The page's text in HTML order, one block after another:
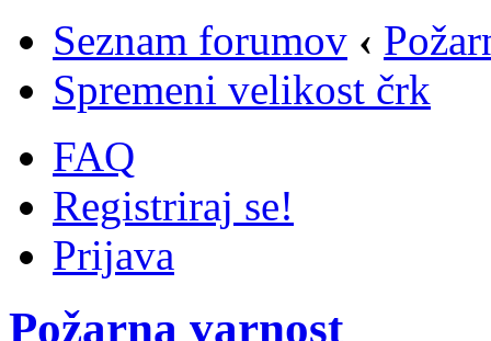
Seznam forumov ‹
Spremeni velikost črk
FAQ
Registriraj se!
Prijava
Požarna varnost